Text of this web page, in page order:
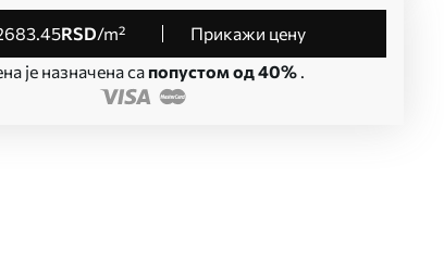
.45RSD/m²
Прикажи цену
је назначена са попустом од 40%.